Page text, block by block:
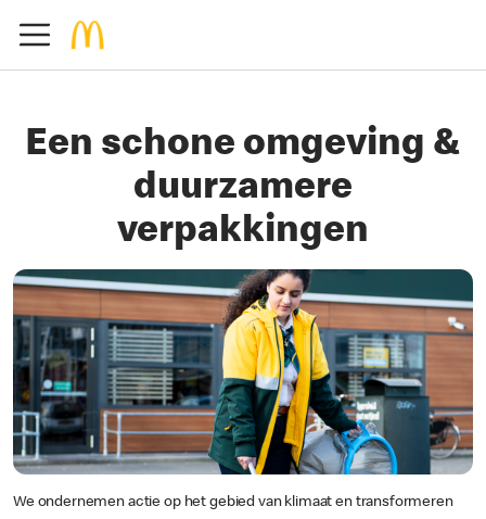
Een schone omgeving &
duurzamere
verpakkingen
We ondernemen actie op het gebied van klimaat en transformeren